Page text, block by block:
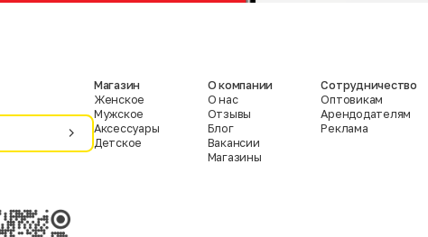
Магазин
Женское
Мужское
Аксессуары
Детское
О компании
О нас
Отзывы
Блог
Вакансии
Магазины
Сотрудничество
Оптовикам
Арендодателям
Реклама